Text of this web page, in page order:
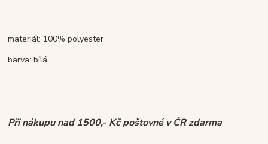
materiál: 100% polyester
barva: bílá
Při nákupu nad 1500,- Kč poštovné v ČR zdarma